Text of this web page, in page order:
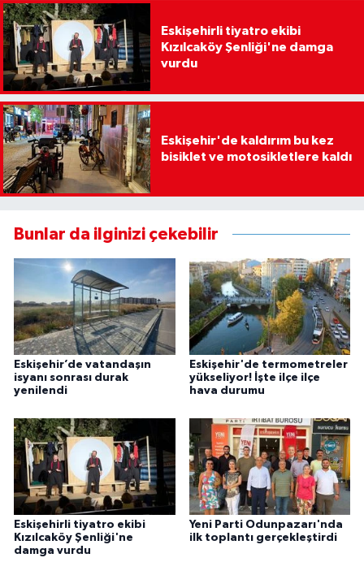
Eskişehirli tiyatro ekibi
Kızılcaköy Şenliği'ne damga
vurdu
Eskişehir'de kaldırım bu kez
bisiklet ve motosikletlere kaldı
Bunlar da ilginizi çekebilir
Eskişehir’de vatandaşın
isyanı sonrası durak
yenilendi
Eskişehir'de termometreler
yükseliyor! İşte ilçe ilçe
hava durumu
Eskişehirli tiyatro ekibi
Kızılcaköy Şenliği'ne
damga vurdu
Yeni Parti Odunpazarı'nda
ilk toplantı gerçekleştirdi